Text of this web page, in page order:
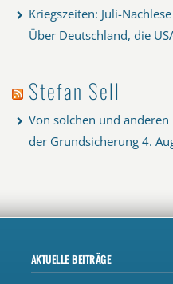
Kriegszeiten: Juli-Nachlese
Über Deutschland, die
Stefan Sell
Von solchen und
der Grundsicherung 4.
AKTUELLE BEITRÄGE